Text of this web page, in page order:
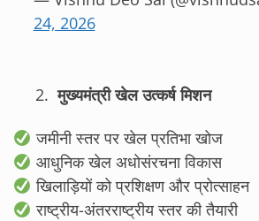
24, 2026
मुख्यमंत्री खेल उत्कर्ष मिशन
जमीनी स्तर पर खेल प्रतिभा खोज
आधुनिक खेल अधोसंरचना विकास
खिलाड़ियों को प्रशिक्षण और प्रोत्साहन
राष्ट्रीय-अंतरराष्ट्रीय स्तर की तैयारी